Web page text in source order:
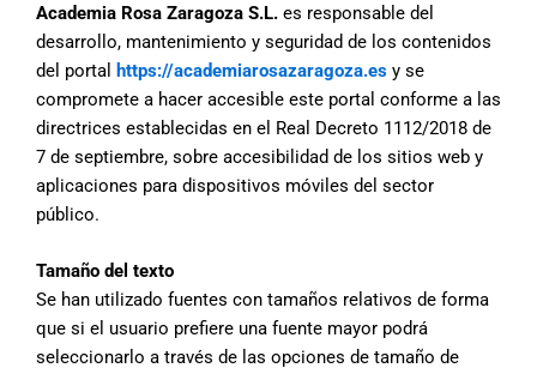
Academia Rosa Zaragoza S.L. es responsable del
desarrollo, mantenimiento y seguridad de los contenidos
del portal https://academiarosazaragoza.es y se
compromete a hacer accesible este portal conforme a las
directrices establecidas en el Real Decreto 1112/2018 de
7 de septiembre, sobre accesibilidad de los sitios web y
aplicaciones para dispositivos móviles del sector
público.
Tamaño del texto
Se han utilizado fuentes con tamaños relativos de forma
que si el usuario prefiere una fuente mayor podrá
seleccionarlo a través de las opciones de tamaño de